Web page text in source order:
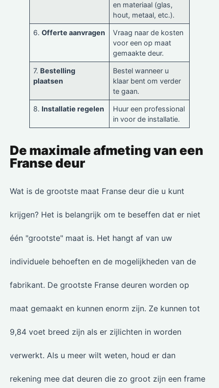
en materiaal (glas,
hout, metaal, etc.).
6.Offerte aanvragen
Vraag naar de kosten
voor een op maat
gemaakte deur.
7. Bestelling
plaatsen
Bestel wanneer u
klaar bent om verder
te gaan.
8. Installatie regelen
Huur een professional
in voor de installatie.
De maximale afmeting van een
Franse deur
Wat is de grootste maat Franse deur die u kunt
krijgen? Het is belangrijk om te beseffen dat er niet
één "grootste" maat is. Het hangt af van uw
individuele behoeften en de mogelijkheden van de
fabrikant. De grootste Franse deuren worden op
maat gemaakt en kunnen enorm zijn. Ze kunnen tot
9,84 voet breed zijn als er zijlichten in worden
verwerkt. Als u meer wilt weten, houd er dan
rekening mee dat deuren die zo groot zijn een frame